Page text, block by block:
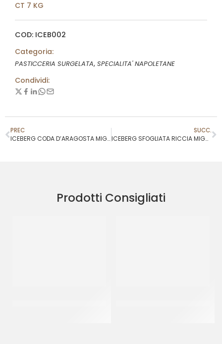
CT 7 KG
COD: ICEB002
Categoria:
PASTICCERIA SURGELATA, SPECIALITA' NAPOLETANE
Condividi:
PREC
ICEBERG CODA D’ARAGOSTA MIGNON (±) 30-33 GR
SUCC.
ICEBERG SFOGLIATA RICCIA MIGNON (±) 33-35 GR
Prodotti Consigliati